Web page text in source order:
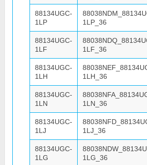
88134UGC-
1LP
1LP_36
88134UGC-
1LF
1LF_36
88134UGC-
1LH
1LH_36
88134UGC-
1LN
1LN_36
88134UGC-
1LJ
1LJ_36
88134UGC-
1LG
1LG_36